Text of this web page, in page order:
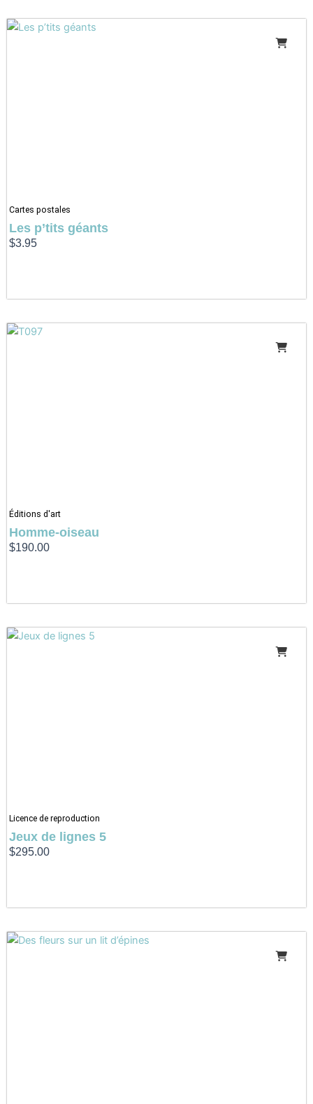
Cartes postales
Les p’tits géants
$3.95
Éditions d'art
Homme-oiseau
$190.00
Licence de reproduction
Jeux de lignes 5
$295.00